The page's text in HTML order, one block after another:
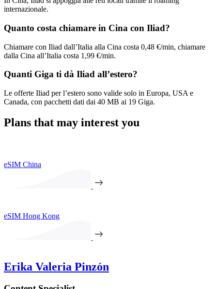
internazionale.
Quanto costa chiamare in Cina con Iliad?
Chiamare con Iliad dall’Italia alla Cina costa 0,48 €/min, chiamare
dalla Cina all’Italia costa 1,99 €/min.
Quanti Giga ti dà Iliad all’estero?
Le offerte Iliad per l’estero sono valide solo in Europa, USA e
Canada, con pacchetti dati dai 40 MB ai 19 Giga.
Plans that may interest you
eSIM China
eSIM Hong Kong
Erika Valeria Pinzón